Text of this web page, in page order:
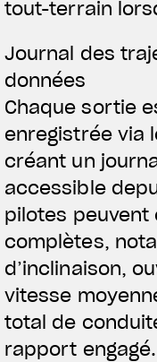
tout-terrain
Journal des
données
Chaque sortie
enregistrée via
créant un
accessible
pilotes peuvent
complètes,
d’inclinaison,
vitesse
total de
rapport engagé.